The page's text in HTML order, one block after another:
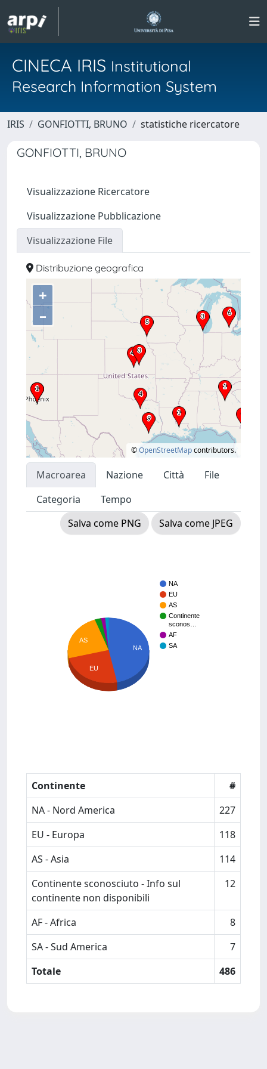
CINECA IRIS Institutional
Research Information System
IRIS GONFIOTTI, BRUNO statistiche ricercatore
GONFIOTTI, BRUNO
Visualizzazione Ricercatore
Visualizzazione Pubblicazione
Visualizzazione File
Distribuzione geografica
+
–
©OpenStreetMapcontributors.
Macroarea Nazione Città
File
Categoria
Tempo
Salva come PNG
Salva come JPEG
NA
EU
AS
Continente
sconos…
AF
SA
NA
AS
EU
Continente
#
NA - Nord America
227
EU - Europa
118
AS - Asia
114
Continente sconosciuto - Info sul
continente non disponibili
12
AF - Africa
8
SA - Sud America
7
Totale
486